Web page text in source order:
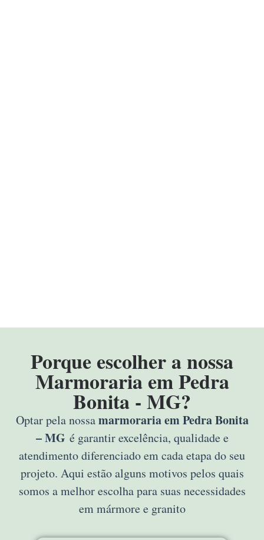
Porque escolher a nossa
Marmoraria em Pedra
Bonita - MG?
Optar pela nossamarmoraria em Pedra Bonita
– MG é garantir excelência, qualidade e
atendimento diferenciado em cada etapa do seu
projeto. Aqui estão alguns motivos pelos quais
somos a melhor escolha para suas necessidades
em mármore e granito